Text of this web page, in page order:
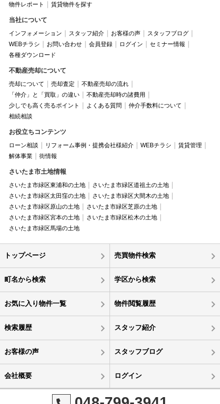
物件レポート
賃貸物件を探す
当社について
インフォメーション スタッフ紹介 お客様の声
スタッフブログ
WEBチラシ
お問い合わせ 会員登録 ログイン
セミナー情報
各種ダウンロード
不動産売却について
売却について 売却査定
不動産売却の流れ
「仲介」と「買取」の違い
不動産売却時の諸費用
少しでも高く売るポイント
よくある質問
仲介手数料について
相続相談
お役立ちコンテンツ
ローン相談 リフォーム事例・提携会社様紹介 WEBチラシ
賃貸管理
解体事業
街情報
さいたま市土地情報
さいたま市緑区東浦和の土地
さいたま市緑区道祖土の土地
さいたま市緑区太田窪の土地
さいたま市緑区大間木の土地
さいたま市緑区原山の土地
さいたま市緑区芝原の土地
さいたま市緑区宮本の土地
さいたま市緑区松木の土地
さいたま市緑区馬場の土地
トップページ 売買物件検索
町名から検索 学区から検索
お気に入り物件一覧 物件閲覧履歴
検索履歴 スタッフ紹介
お客様の声 スタッフブログ
会社概要 ログイン